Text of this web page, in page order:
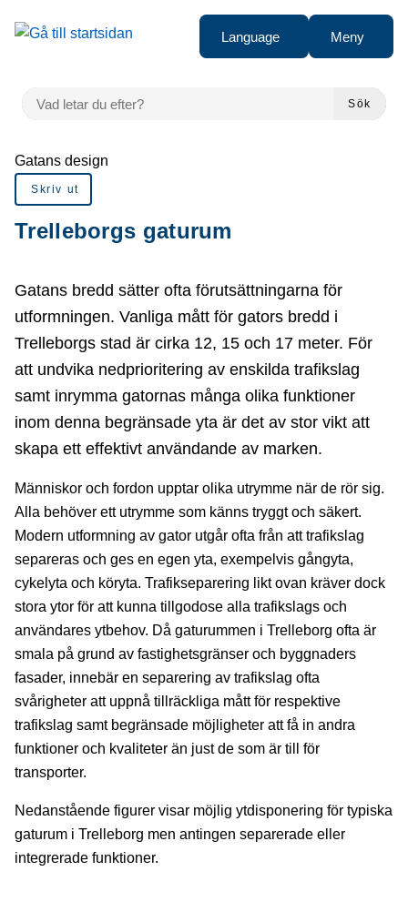
Gå till innehåll
Language Meny
VAD LETAR DU EFTER?
Sök
Du är här:
Gatans design
Skriv ut
Trelleborgs gaturum
Gatans bredd sätter ofta förutsättningarna för
utformningen. Vanliga mått för gators bredd i
Trelleborgs stad är cirka 12, 15 och 17 meter. För
att undvika nedprioritering av enskilda trafikslag
samt inrymma gatornas många olika funktioner
inom denna begränsade yta är det av stor vikt att
skapa ett effektivt användande av marken.
Människor och fordon upptar olika utrymme när de rör sig.
Alla behöver ett utrymme som känns tryggt och säkert.
Modern utformning av gator utgår ofta från att trafikslag
separeras och ges en egen yta, exempelvis gångyta,
cykelyta och köryta. Trafikseparering likt ovan kräver dock
stora ytor för att kunna tillgodose alla trafikslags och
användares ytbehov. Då gaturummen i Trelleborg ofta är
smala på grund av fastighetsgränser och byggnaders
fasader, innebär en separering av trafikslag ofta
svårigheter att uppnå tillräckliga mått för respektive
trafikslag samt begränsade möjligheter att få in andra
funktioner och kvaliteter än just de som är till för
transporter.
Nedanstående figurer visar möjlig ytdisponering för typiska
gaturum i Trelleborg men antingen separerade eller
integrerade funktioner.